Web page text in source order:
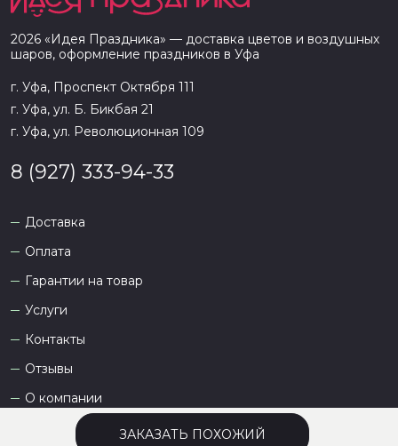
ЗАКАЗАТЬ ПОХОЖИЙ
2026 «Идея Праздника» — доставка цветов и воздушных
шаров, оформление праздников в Уфа
г. Уфа, Проспект Октября 111
г. Уфа, ул. Б. Бикбая 21
г. Уфа, ул. Революционная 109
8 (927) 333-94-33
Доставка
Оплата
Гарантии на товар
Услуги
Контакты
Отзывы
О компании